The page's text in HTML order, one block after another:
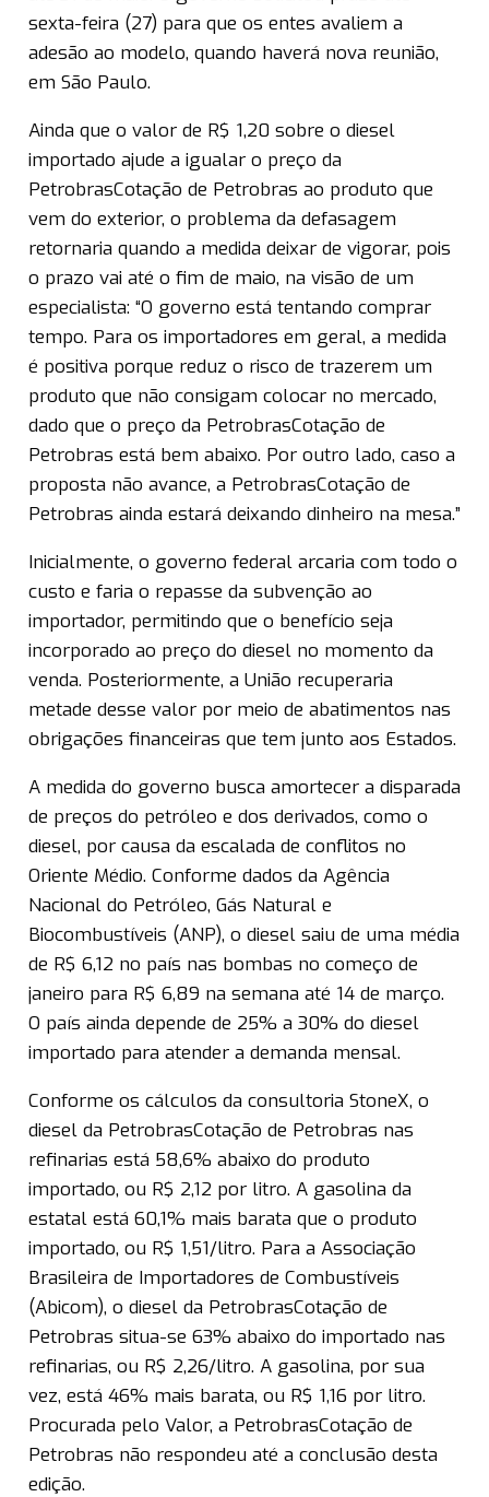
sexta-feira (27) para que os entes avaliem a
adesão ao modelo, quando haverá nova reunião,
em São Paulo.
Ainda que o valor de R$ 1,20 sobre o diesel
importado ajude a igualar o preço da
PetrobrasCotação de Petrobras ao produto que
vem do exterior, o problema da defasagem
retornaria quando a medida deixar de vigorar, pois
o prazo vai até o fim de maio, na visão de um
especialista: “O governo está tentando comprar
tempo. Para os importadores em geral, a medida
é positiva porque reduz o risco de trazerem um
produto que não consigam colocar no mercado,
dado que o preço da PetrobrasCotação de
Petrobras está bem abaixo. Por outro lado, caso a
proposta não avance, a PetrobrasCotação de
Petrobras ainda estará deixando dinheiro na mesa.”
Inicialmente, o governo federal arcaria com todo o
custo e faria o repasse da subvenção ao
importador, permitindo que o benefício seja
incorporado ao preço do diesel no momento da
venda. Posteriormente, a União recuperaria
metade desse valor por meio de abatimentos nas
obrigações financeiras que tem junto aos Estados.
A medida do governo busca amortecer a disparada
de preços do petróleo e dos derivados, como o
diesel, por causa da escalada de conflitos no
Oriente Médio. Conforme dados da Agência
Nacional do Petróleo, Gás Natural e
Biocombustíveis (ANP), o diesel saiu de uma média
de R$ 6,12 no país nas bombas no começo de
janeiro para R$ 6,89 na semana até 14 de março.
O país ainda depende de 25% a 30% do diesel
importado para atender a demanda mensal.
Conforme os cálculos da consultoria StoneX, o
diesel da PetrobrasCotação de Petrobras nas
refinarias está 58,6% abaixo do produto
importado, ou R$ 2,12 por litro. A gasolina da
estatal está 60,1% mais barata que o produto
importado, ou R$ 1,51/litro. Para a Associação
Brasileira de Importadores de Combustíveis
(Abicom), o diesel da PetrobrasCotação de
Petrobras situa-se 63% abaixo do importado nas
refinarias, ou R$ 2,26/litro. A gasolina, por sua
vez, está 46% mais barata, ou R$ 1,16 por litro.
Procurada pelo Valor, a PetrobrasCotação de
Petrobras não respondeu até a conclusão desta
edição.